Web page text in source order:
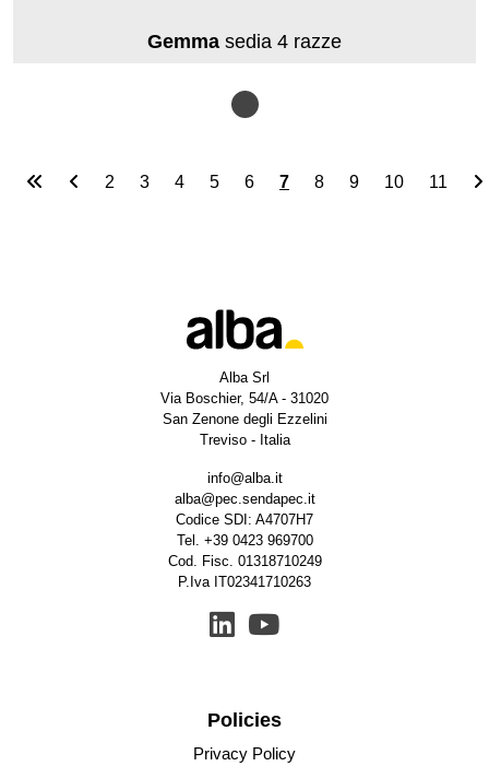
Gemma sedia 4 razze
Pagina 7 di 17
2 3 4 5 6 7 8 9 10 11
Alba Srl
Via Boschier, 54/A - 31020
San Zenone degli Ezzelini
Treviso - Italia
info@alba.it
alba@pec.sendapec.it
Codice SDI: A4707H7
Tel. +39 0423 969700
Cod. Fisc. 01318710249
P.Iva IT02341710263
Policies
Privacy Policy